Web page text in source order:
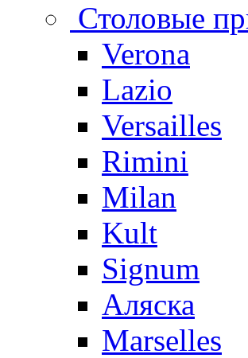
Столовые
Verona
Lazio
Versailles
Rimini
Milan
Kult
Signum
Аляска
Marselles